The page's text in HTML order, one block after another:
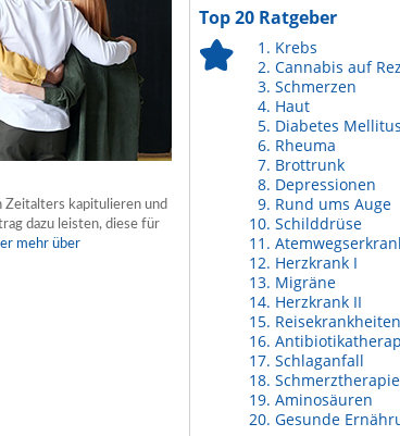
Zeitalters kapitulieren und
dazu leisten, diese für
mehr über
Top 20 Ratgeber
Krebs
Cannabis auf
Schmerzen
Haut
Diabetes Mellitus
Rheuma
Brottrunk
Depressionen
Rund ums Auge
Schilddrüse
Herzkrank I
Migräne
Herzkrank II
Reisekrankheiten
Schlaganfall
Schmerztherapie
Aminosäuren
Gesunde